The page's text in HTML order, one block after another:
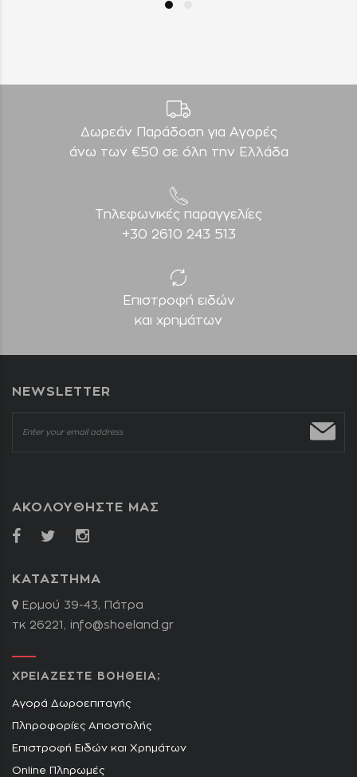
Δωρεάν Παράδοση για Aγορές
άνω των €50 σε όλη την Ελλάδα
Τηλεφωνικές παραγγελίες
+30 2610 243 513
Επιστροφή ειδών
και χρημάτων
NEWSLETTER
ΑΚΟΛΟΥΘΗΣΤΕ ΜΑΣ
ΚΑΤΑΣΤΗΜΑ
Ερμού 39-43, Πάτρα
τκ 26221, info@shoeland.gr
ΧΡΕΙΑΖΕΣΤΕ ΒΟΗΘΕΙΑ;
Αγορά Δωροεπιταγής
Πληροφορίες Αποστολής
Επιστροφή Ειδών και Χρημάτων
Online Πληρωμές